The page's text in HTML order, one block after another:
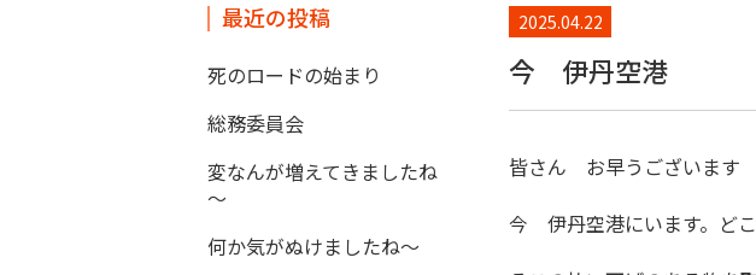
2025.04.22
今 伊丹空港
皆さん お早うございます
今 伊丹空港にいます。ど
最近の投稿
死のロードの始まり
総務委員会
変なんが増えてきましたね
～
何か気がぬけましたね～